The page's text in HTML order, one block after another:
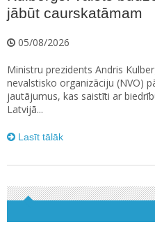
jābūt caurskatāmam
05/08/2026
Ministru prezidents Andris
nevalstisko organizāciju (NVO)
jautājumus, kas saistīti ar
Latvijā...
Lasīt tālāk